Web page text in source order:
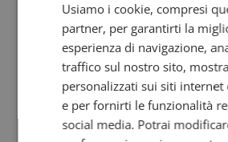
Usiamo i cookie, compresi
partner, per garantirti la
esperienza di navigazione,
traffico sul nostro sito,
personalizzati sui siti internet
e per fornirti le funzionalità
social media. Potrai